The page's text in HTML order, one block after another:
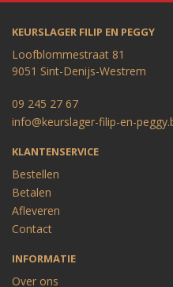
KEURSLAGER FILIP EN PEGGY
Loofblommestraat 81
9051 Sint-Denijs-Westrem
09 245 27 67
info@keurslager-filip-en-
KLANTENSERVICE
Bestellen
Betalen
Afleveren
Contact
INFORMATIE
Over ons